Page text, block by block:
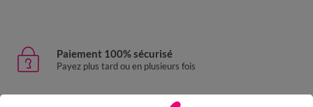
Paiement 100% sécurisé
Payez plus tard ou en plusieurs fois